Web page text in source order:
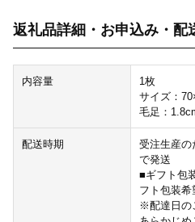
返礼品詳細・お申込み・配
内容量
1枚
サイズ：
毛足：
配送時期
受注生産の
で発送
■ギフト包
フト包装希
※配達日の